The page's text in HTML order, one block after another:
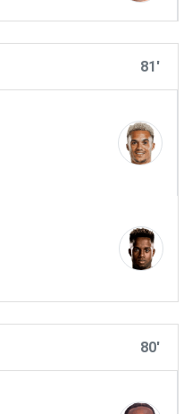
81'
80'